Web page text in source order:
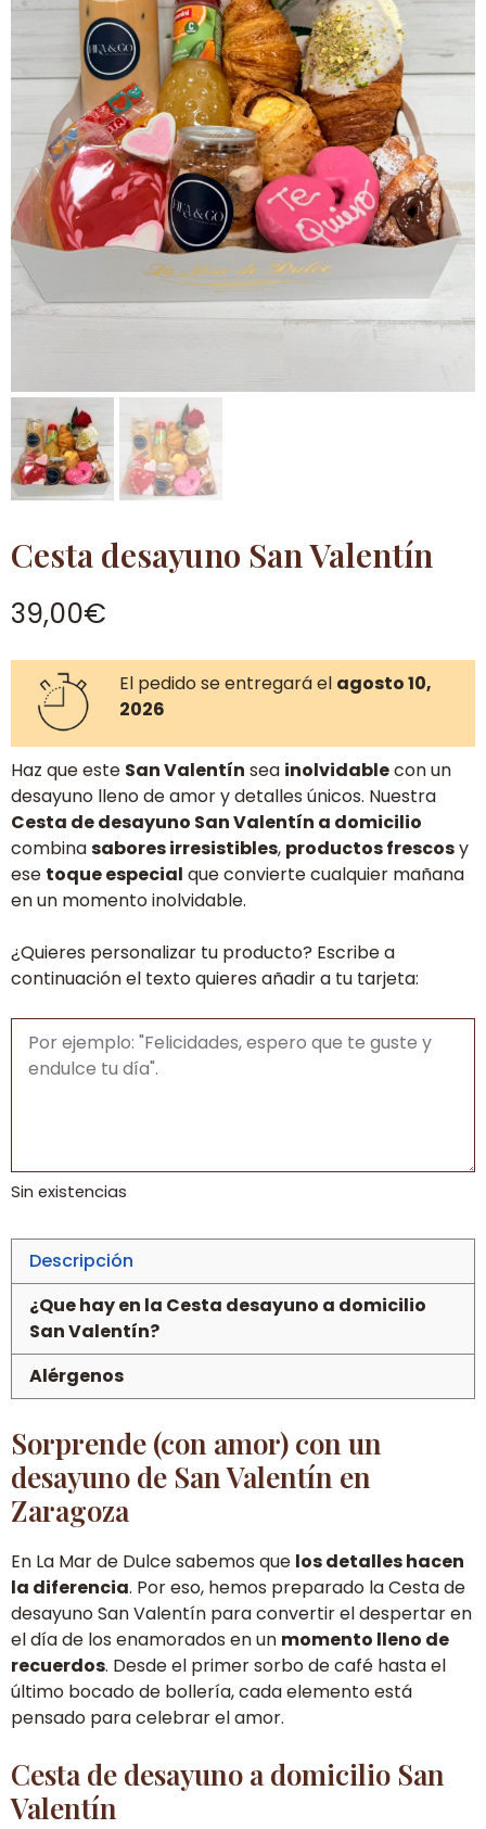
Cesta desayuno San Valentín
39,00€
El pedido se entregará el agosto 10,
2026
Haz que este San Valentín sea inolvidablecon un
desayuno lleno de amor y detalles únicos. Nuestra
Cesta de desayuno San Valentín a domicilio
combinasabores irresistibles, productos frescosy
ese toque especial que convierte cualquier mañana
en un momento inolvidable.
¿Quieres personalizar tu producto? Escribe a
continuación el texto quieres añadir a tu tarjeta:
Sin existencias
Descripción
¿Que hay en la Cesta desayuno a domicilio
San Valentín?
Alérgenos
Sorprende (con amor) con un
desayuno de San Valentín en
Zaragoza
En La Mar de Dulce sabemos que los detalles hacen
la diferencia. Por eso, hemos preparado la Cesta de
desayuno San Valentín para convertir el despertar en
el día de los enamorados en un momento lleno de
recuerdos. Desde el primer sorbo de café hasta el
último bocado de bollería, cada elemento está
pensado para celebrar el amor.
Cesta de desayuno a domicilio San
Valentín